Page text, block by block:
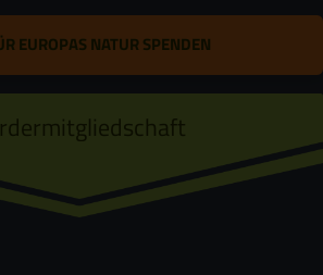
EUROPAS NATUR SPENDEN